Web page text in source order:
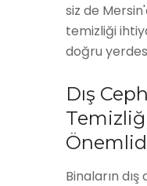
siz de
temizliği
doğru
Dış
Binaların